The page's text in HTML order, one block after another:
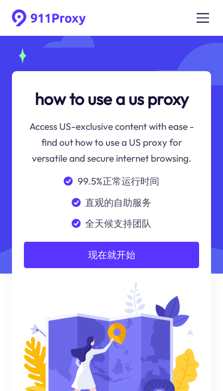
how to use a us proxy
Access US-exclusive content with ease -
find out how to use a US proxy for
versatile and secure internet browsing.
99.5%正常运行时间
直观的自助服务
全天候支持团队
现在就开始